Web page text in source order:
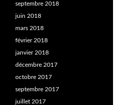
septembre 2018
juin 2018
mars 2018
février 2018
janvier 2018
décembre 2017
octobre 2017
septembre 2017
juillet 2017